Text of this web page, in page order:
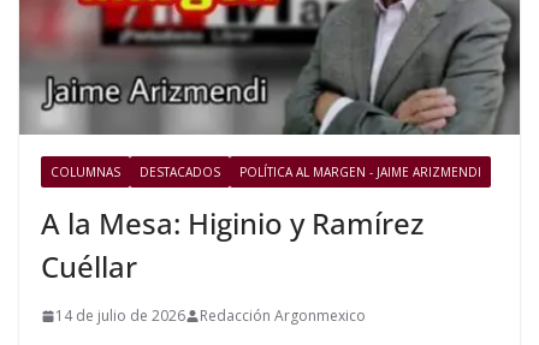
COLUMNAS DESTACADOS POLÍTICA AL MARGEN - JAIME ARIZMENDI
A la Mesa: Higinio y Ramírez
Cuéllar
14 de julio de 2026 Redacción Argonmexico